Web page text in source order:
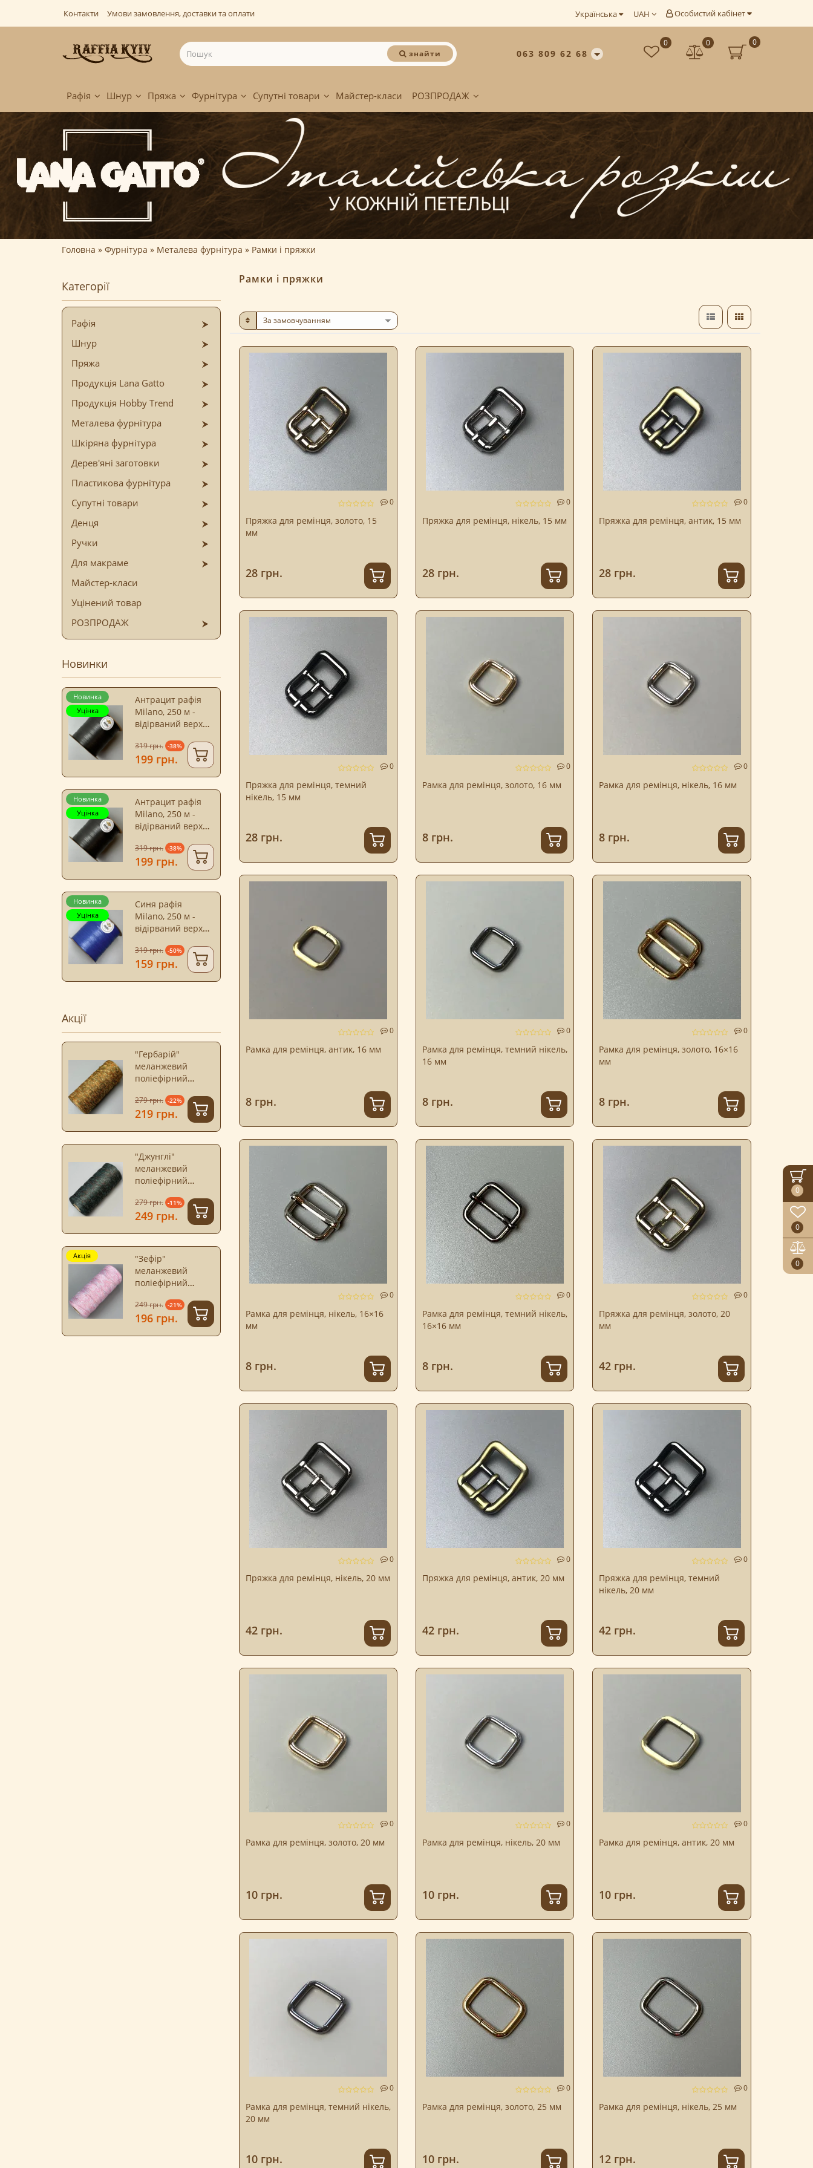
0
0
0
Особистий кабінет
UAH
Українська
Контакти Умови замовлення, доставки та оплати
знайти 063 809 62 68
0
0
0
Рафія Шнур Пряжа Фурнітура Супутні товари Майстер-класи РОЗПРОДАЖ
Головна Фурнітура Металева фурнітура Рамки і пряжки
Категорії
Рафія
Шнур
Пряжа
Продукція Lana Gatto
Продукція Hobby Trend
Металева фурнітура
Шкіряна фурнітура
Дерев'яні заготовки
Пластикова фурнітура
Супутні товари
Денця
Ручки
Для макраме
Майстер-класи
Уцінений товар
РОЗПРОДАЖ
Новинки
Новинка
Уцінка
Антрацит рафія
Milano, 250 м -
відірваний верх
319 грн. -38%
199 грн.
Новинка
Уцінка
Антрацит рафія
Milano, 250 м -
відірваний верх
319 грн. -38%
199 грн.
Новинка
Уцінка
Синя рафія
Milano, 250 м -
відірваний верх
319 грн. -50%
159 грн.
Акції
"Гербарій"
меланжевий
поліефірний
279 грн. -22%
219 грн.
"Джунглі"
меланжевий
поліефірний
279 грн. -11%
249 грн.
Акція
"Зефір"
меланжевий
поліефірний
249 грн. -21%
196 грн.
Рамки і пряжки
0
Пряжка для ремінця, золото, 15
мм
28 грн.
0
Пряжка для ремінця, нікель, 15 мм
28 грн.
0
Пряжка для ремінця, антик, 15 мм
28 грн.
0
Пряжка для ремінця, темний
нікель, 15 мм
28 грн.
0
Рамка для ремінця, золото, 16 мм
8 грн.
0
Рамка для ремінця, нікель, 16 мм
8 грн.
0
Рамка для ремінця, антик, 16 мм
8 грн.
0
Рамка для ремінця, темний нікель,
16 мм
8 грн.
0
Рамка для ремінця, золото, 16×16
мм
8 грн.
0
Рамка для ремінця, нікель, 16×16
мм
8 грн.
0
Рамка для ремінця, темний нікель,
16×16 мм
8 грн.
0
Пряжка для ремінця, золото, 20
мм
42 грн.
0
Пряжка для ремінця, нікель, 20 мм
42 грн.
0
Пряжка для ремінця, антик, 20 мм
42 грн.
0
Пряжка для ремінця, темний
нікель, 20 мм
42 грн.
0
Рамка для ремінця, золото, 20 мм
10 грн.
0
Рамка для ремінця, нікель, 20 мм
10 грн.
0
Рамка для ремінця, антик, 20 мм
10 грн.
0
Рамка для ремінця, темний нікель,
20 мм
10 грн.
0
Рамка для ремінця, золото, 25 мм
10 грн.
0
Рамка для ремінця, нікель, 25 мм
12 грн.